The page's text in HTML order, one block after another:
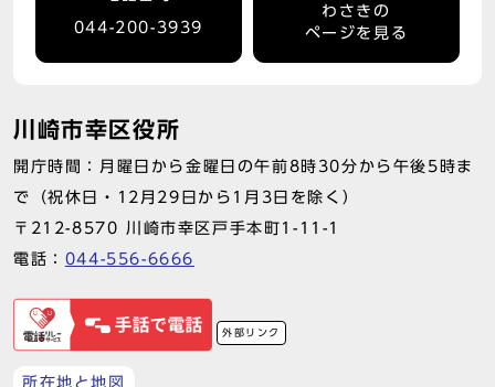
044-200-3939
わさきの
ページを見る
川崎市幸区役所
開庁時間：月曜日から金曜日の午前8時30分から午後5時ま
で（祝休日・12月29日から1月3日を除く）
〒212-8570 川崎市幸区戸手本町1-11-1
電話： 044-556-6666
外部リンク
所在地と地図